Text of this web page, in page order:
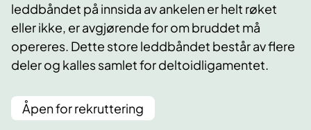
leddbåndet på innsida av ankelen er helt røket
eller ikke, er avgjørende for om bruddet må
opereres. Dette store leddbåndet består av flere
deler og kalles samlet for deltoidligamentet.
Åpen for rekruttering